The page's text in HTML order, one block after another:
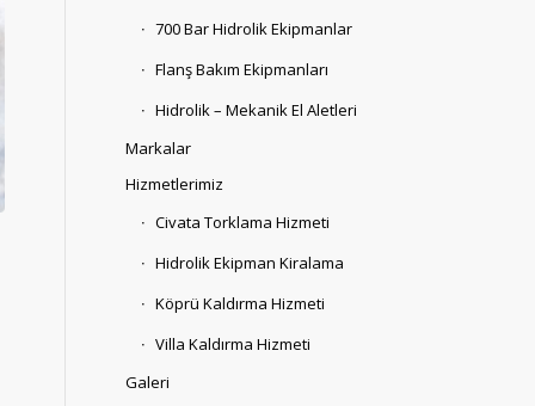
700 Bar Hidrolik Ekipmanlar
Flanş Bakım Ekipmanları
Hidrolik – Mekanik El Aletleri
Markalar
Hizmetlerimiz
Civata Torklama Hizmeti
Hidrolik Ekipman Kiralama
Köprü Kaldırma Hizmeti
Villa Kaldırma Hizmeti
Galeri